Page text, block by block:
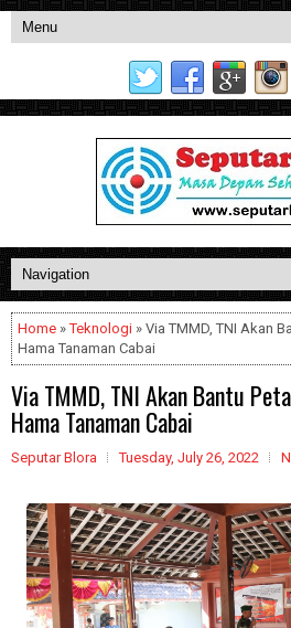
Home »Teknologi » Via TMMD, TNI Akan
Hama Tanaman Cabai
Via TMMD, TNI Akan Bantu
Hama Tanaman Cabai
Seputar Blora Tuesday, July 26, 2022